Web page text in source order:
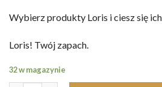
Wybierz produkty Loris i ciesz się
Loris! Twój zapach.
32 w magazynie